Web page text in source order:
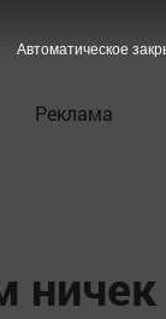
Реклама
ничек
Автоматическое